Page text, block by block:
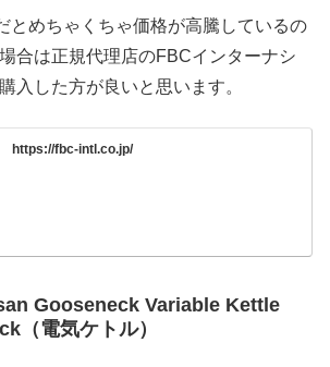
とめちゃくちゃ価格が高騰しているの
合は正規代理店のFBCインターナシ
入した方が良いと思います。
https://fbc-intl.co.jp/
Gooseneck Variable Kettle
（電気ケトル）